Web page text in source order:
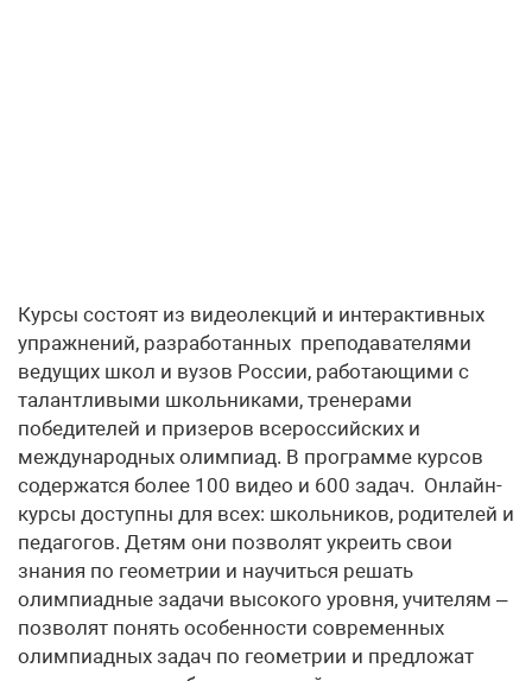
Курсы состоят из видеолекций и интерактивных
упражнений, разработанных преподавателями
ведущих школ и вузов России, работающими с
талантливыми школьниками, тренерами
победителей и призеров всероссийских и
международных олимпиад. В программе курсов
содержатся более 100 видео и 600 задач. Онлайн-
курсы доступны для всех: школьников, родителей и
педагогов. Детям они позволят укреить свои
знания по геометрии и научиться решать
олимпиадные задачи высокого уровня, учителям –
позволят понять особенности современных
олимпиадных задач по геометрии и предложат